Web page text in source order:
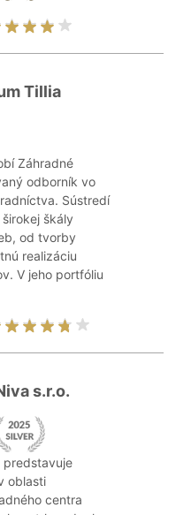
Tillia
Záhradné
odborník vo
Sústredí
škály
od tvorby
realizáciu
V jeho portfóliu
s.r.o.
predstavuje
oblasti
centra